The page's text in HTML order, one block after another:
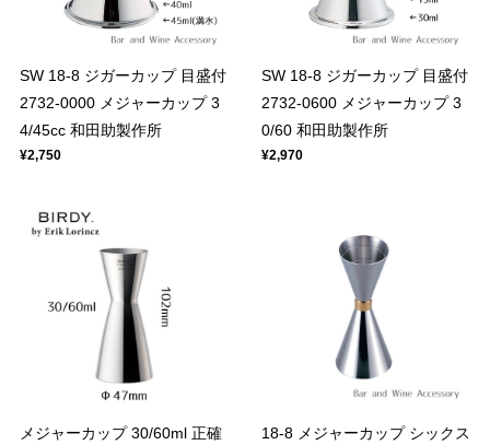
SW 18-8 ジガーカップ 目盛付
2732-0000 メジャーカップ 3
4/45cc 和田助製作所
¥2,750
SW 18-8 ジガーカップ 目盛付
2732-0600 メジャーカップ 3
0/60 和田助製作所
¥2,970
メジャーカップ 30/60ml 正確
18-8 メジャーカップ シックス